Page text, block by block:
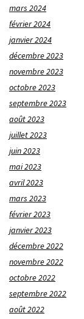
mars 2024
février 2024
janvier 2024
décembre 2023
novembre 2023
octobre 2023
septembre 2023
août 2023
juillet 2023
juin 2023
mai 2023
avril 2023
mars 2023
février 2023
janvier 2023
décembre 2022
novembre 2022
octobre 2022
septembre 2022
août 2022